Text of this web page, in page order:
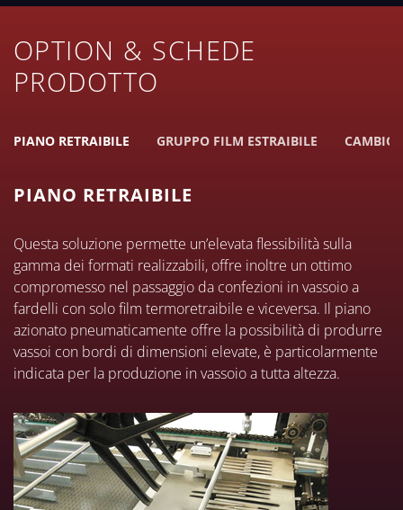
OPTION & SCHEDE
PRODOTTO
PIANO RETRAIBILE GRUPPO FILM ESTRAIBILE CAMBIO
PIANO RETRAIBILE
Questa soluzione permette un’elevata flessibilità sulla
gamma dei formati realizzabili, offre inoltre un ottimo
compromesso nel passaggio da confezioni in vassoio a
fardelli con solo film termoretraibile e viceversa. Il piano
azionato pneumaticamente offre la possibilità di produrre
vassoi con bordi di dimensioni elevate, è particolarmente
indicata per la produzione in vassoio a tutta altezza.